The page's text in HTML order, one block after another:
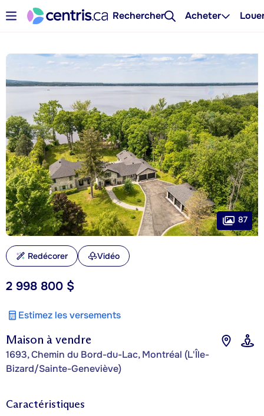
Rechercher Acheter
Maison à vendre
1693, Chemin du Bord-du-Lac, Montréal (L'Île-
Bizard/Sainte-Geneviève)
2 998 800 $
Estimez les versements
87
Redécorer Vidéo
Caractéristiques